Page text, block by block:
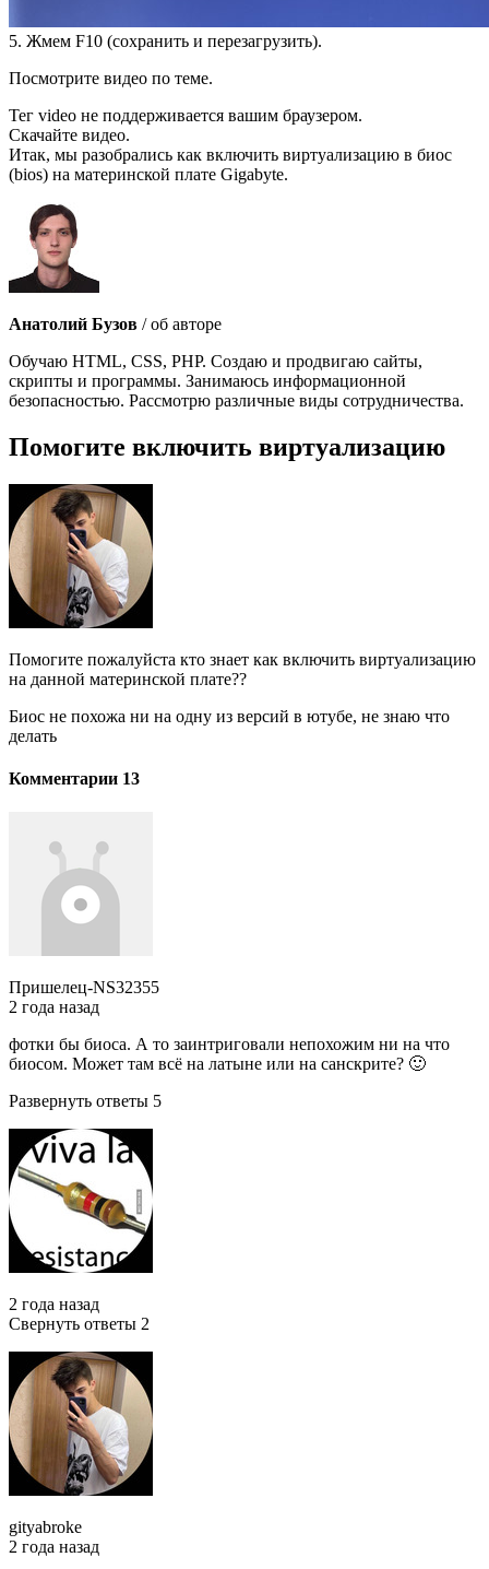
5. Жмем F10 (сохранить и перезагрузить).
Посмотрите видео по теме.
Тег video не поддерживается вашим браузером.
Скачайте видео.
Итак, мы разобрались как включить виртуализацию в биос
(bios) на материнской плате Gigabyte.
Анатолий Бузов / об авторе
Обучаю HTML, CSS, PHP. Создаю и продвигаю сайты,
скрипты и программы. Занимаюсь информационной
безопасностью. Рассмотрю различные виды сотрудничества.
Помогите включить виртуализацию
Помогите пожалуйста кто знает как включить виртуализацию
на данной материнской плате??
Биос не похожа ни на одну из версий в ютубе, не знаю что
делать
Комментарии 13
Пришелец-NS32355
2 года назад
фотки бы биоса. А то заинтриговали непохожим ни на что
биосом. Может там всё на латыне или на санскрите? 🙂
Развернуть ответы 5
2 года назад
Свернуть ответы 2
gityabroke
2 года назад